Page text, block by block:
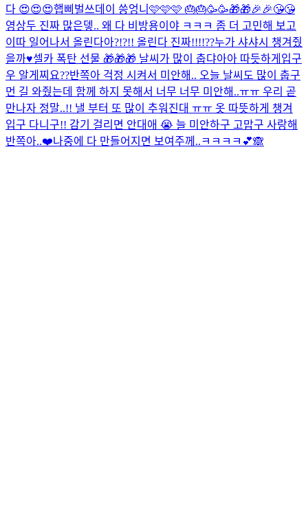
다 😍😍😍햅삐벌쓰데이 씅엉니🩷🩷🩷 🎂🎂🥳🥳🎁🎁🎉🎉😘😘
영상두 진짜 많은뎋.. 왜 다 비방용이야 ㅋㅋㅋ 좀 더 고민해 보고
이따 일어나서 올린다아?!?!! 올린다 진짜!!!!??누가 샤샤시 챙겨줬
을까♥️셀카 폭탄 선물 🎁🎁🎁 날씨가 많이 춥댜아아 따듯하게입구
우 알게찌요??반쪽아 걱정 시켜서 미안해.. 오늘 날씨도 많이 춥구
먼 길 와줬는데 함께 하지 못해서 너무 너무 미안해..ㅠㅠ 우리 곧
만나자 정말..!! 낼 부터 또 많이 추워진대 ㅠㅠ 옷 따뜻하게 챙겨
입구 다니구!! 감기 걸리면 안대애 😭 늘 미안하구 고맙구 사랑해
반쪽아..❤️나중에 다 만들어지면 보여주께..ㅋㅋㅋㅋ💕🙈